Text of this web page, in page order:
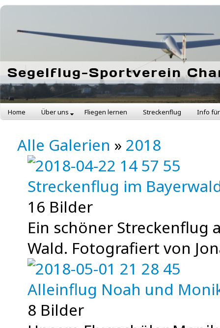
Segelflug-Sportverein
Home Über uns Fliegen lernen Streckenflug Info
Alle Galerien » 2018
Streckenflug im
16 Bilder
Ein schöner Streckenflug
Wald. Fotografiert von
Alleinflug Noah und
8 Bilder